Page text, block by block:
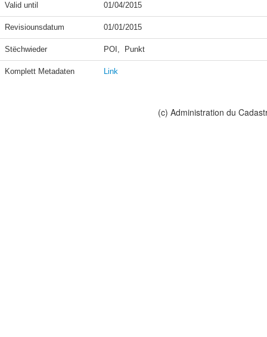
Valid until 01/04/2015
Revisiounsdatum 01/01/2015
Stëchwieder POI,  Punkt
Komplett Metadaten Link
(c) Administration du